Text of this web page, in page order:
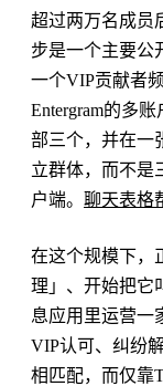
超过两万名成员
步是一个主要公
一个VIP贡献者
Entergram的多
部三个，并在一
立群体，而不是
户端。 聊天表格
在这个规模下，
理」、开始把它
息应用里运营一
VIP认可、纠纷
相匹配，而仅靠